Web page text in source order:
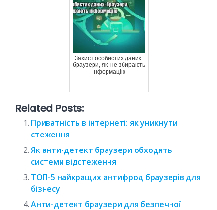
Захист особистих даних:
браузери, які не збирають
інформацію
Related Posts:
Приватність в інтернеті: як уникнути
стеження
Як анти-детект браузери обходять
системи відстеження
ТОП-5 найкращих антифрод браузерів для
бізнесу
Анти-детект браузери для безпечної